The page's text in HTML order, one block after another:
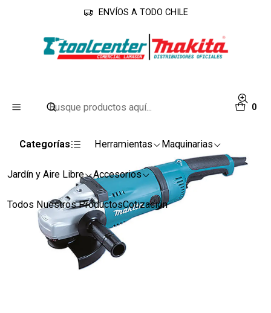
0
Categorías Herramientas Maquinarias
Jardín y Aire Libre Accesorios
Todos Nuestros ProductosCotización
ENVÍOS A TODO CHILE
Inicio Línea Industrial
Esmeriles
Esmeril Angular 7" 2400w GA7030 Makita